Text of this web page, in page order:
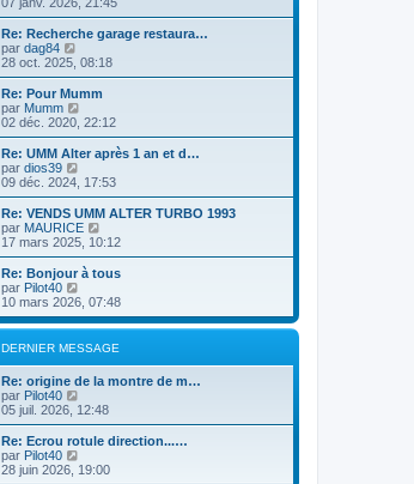
i
r
e
n
i
r
e
s
s
g
e
Re: Recherche garage restaura…
par dag84
o
i
r
l
e
d
e
r
n
i
r
m
e
s
s
a
g
e
28 oct. 2025, 08:18
Re: Pour Mumm
par Mumm
o
i
r
e
e
r
n
i
e
r
e
s
a
g
e
02 déc. 2020, 22:12
Re: UMM Alter après 1 an et d…
par dios39
o
i
r
l
e
d
e
r
n
i
e
m
e
s
a
g
e
09 déc. 2024, 17:53
Re: VENDS UMM ALTER TURBO 1993
par MAURICE
o
i
r
e
e
r
n
i
e
m
e
s
a
17 mars 2025, 10:12
Re: Bonjour à tous
par Pilot40
o
i
r
l
e
n
i
e
m
10 mars 2026, 07:48
DERNIER MESSAGE
Re: origine de la montre de m…
par Pilot40
o
i
r
e
05 juil. 2026, 12:48
Re: Ecrou rotule direction...…
par Pilot40
o
28 juin 2026, 19:00